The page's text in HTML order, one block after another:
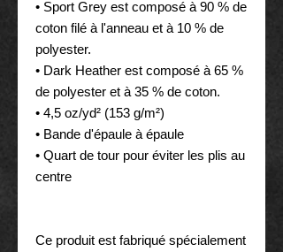
• Sport Grey est composé à 90 % de
coton filé à l'anneau et à 10 % de
polyester.
• Dark Heather est composé à 65 %
de polyester et à 35 % de coton.
• 4,5 oz/yd² (153 g/m²)
• Bande d'épaule à épaule
• Quart de tour pour éviter les plis au
centre
Ce produit est fabriqué spécialement